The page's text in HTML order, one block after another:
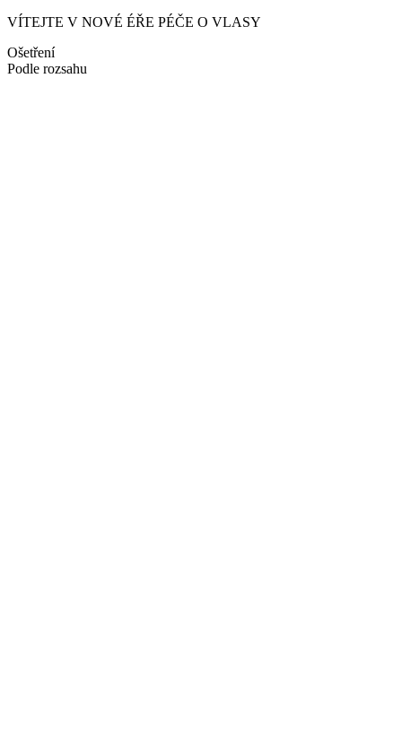
VÍTEJTE V NOVÉ ÉŘE PÉČE O VLASY
Ošetření
Podle rozsahu